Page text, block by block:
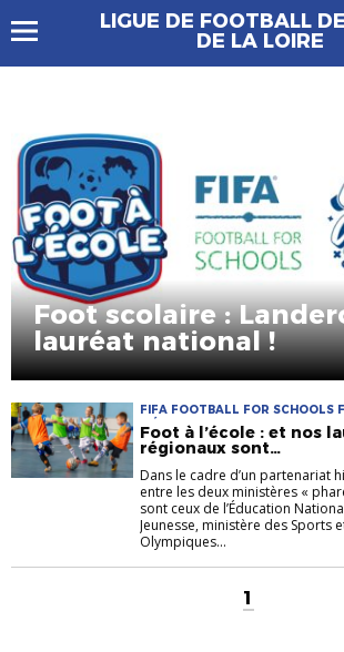
LIGUE DE FOOTBALL
DE LA LOIRE
Foot scolaire :
lauréat national !
FIFA FOOTBALL FOR SCHOOLS
L'ÉCOLE QUINZAINE DU FOOT
Foot à l’école : et nos
régionaux sont…
Dans le cadre d’un partenariat
entre les deux ministères «
sont ceux de l’Éducation
Jeunesse, ministère des Sports
Olympiques...
1